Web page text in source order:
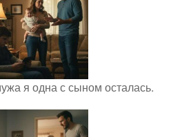
я одна с сыном осталась.